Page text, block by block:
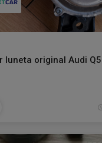
luneta original Audi